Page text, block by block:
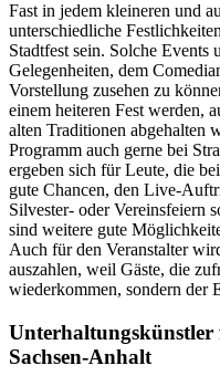
Fast in jedem kleineren und
unterschiedliche
Stadtfest sein. Solche Events
Gelegenheiten, dem
Vorstellung zusehen zu
einem heiteren Fest werden,
alten Traditionen abgehalten
Programm auch gerne bei
ergeben sich für Leute, die
gute Chancen, den Live-
Silvester- oder Vereinsfeiern
sind weitere gute
Auch für den Veranstalter
auszahlen, weil Gäste, die
wiederkommen, sondern der
Sachsen-Anhalt